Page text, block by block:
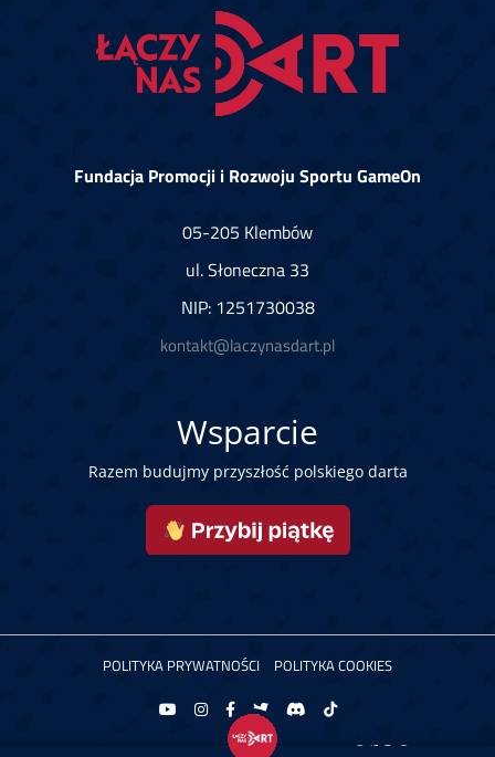
Fundacja Promocji i Rozwoju Sportu GameOn
05-205 Klembów
ul. Słoneczna 33
NIP: 1251730038
kontakt@laczynasdart.pl
Wsparcie
Razem budujmy przyszłość polskiego darta
POLITYKA PRYWATNOŚCI POLITYKA COOKIES